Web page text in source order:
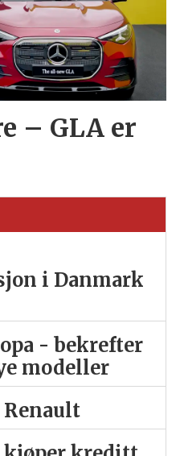
– GLA er
i Danmark
- bekrefter
modeller